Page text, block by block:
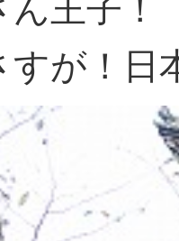
ん王子！
すが！日